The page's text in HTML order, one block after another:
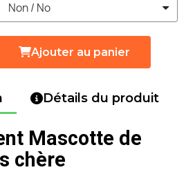
Ajouter au panier
Détails du produit
Mascotte de
chère